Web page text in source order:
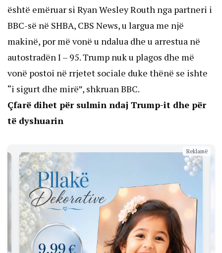
është emëruar si Ryan Wesley Routh nga partneri i
BBC-së në SHBA, CBS News, u largua me një
makinë, por më vonë u ndalua dhe u arrestua në
autostradën I – 95. Trump nuk u plagos dhe më
vonë postoi në rrjetet sociale duke thënë se ishte
“i sigurt dhe mirë”, shkruanBBC.
Çfarë dihet për sulmin ndaj Trump-it dhe për
të dyshuarin
Reklamë